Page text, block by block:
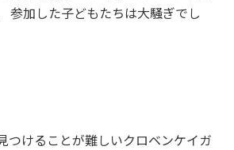
参加した子どもたちは大騒ぎでし
つけることが難しいクロベンケイガ